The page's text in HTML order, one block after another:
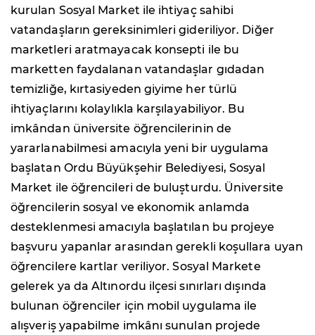
kurulan Sosyal Market ile ihtiyaç sahibi
vatandaşların gereksinimleri gideriliyor. Diğer
marketleri aratmayacak konsepti ile bu
marketten faydalanan vatandaşlar gıdadan
temizliğe, kırtasiyeden giyime her türlü
ihtiyaçlarını kolaylıkla karşılayabiliyor. Bu
imkândan üniversite öğrencilerinin de
yararlanabilmesi amacıyla yeni bir uygulama
başlatan Ordu Büyükşehir Belediyesi, Sosyal
Market ile öğrencileri de buluşturdu. Üniversite
öğrencilerin sosyal ve ekonomik anlamda
desteklenmesi amacıyla başlatılan bu projeye
başvuru yapanlar arasından gerekli koşullara uyan
öğrencilere kartlar veriliyor. Sosyal Markete
gelerek ya da Altınordu ilçesi sınırları dışında
bulunan öğrenciler için mobil uygulama ile
alışveriş yapabilme imkânı sunulan projede